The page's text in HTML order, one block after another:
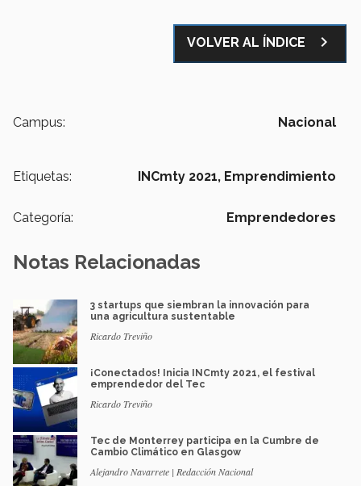
VOLVER AL ÍNDICE navigate_next
Campus: Nacional
Etiquetas: INCmty 2021, Emprendimiento
Categoría: Emprendedores
Notas Relacionadas
3 startups que siembran la innovación para
una agricultura sustentable
Ricardo Treviño
¡Conectados! Inicia INCmty 2021, el festival
emprendedor del Tec
Ricardo Treviño
Tec de Monterrey participa en la Cumbre de
Cambio Climático en Glasgow
Alejandro Navarrete | Redacción Nacional